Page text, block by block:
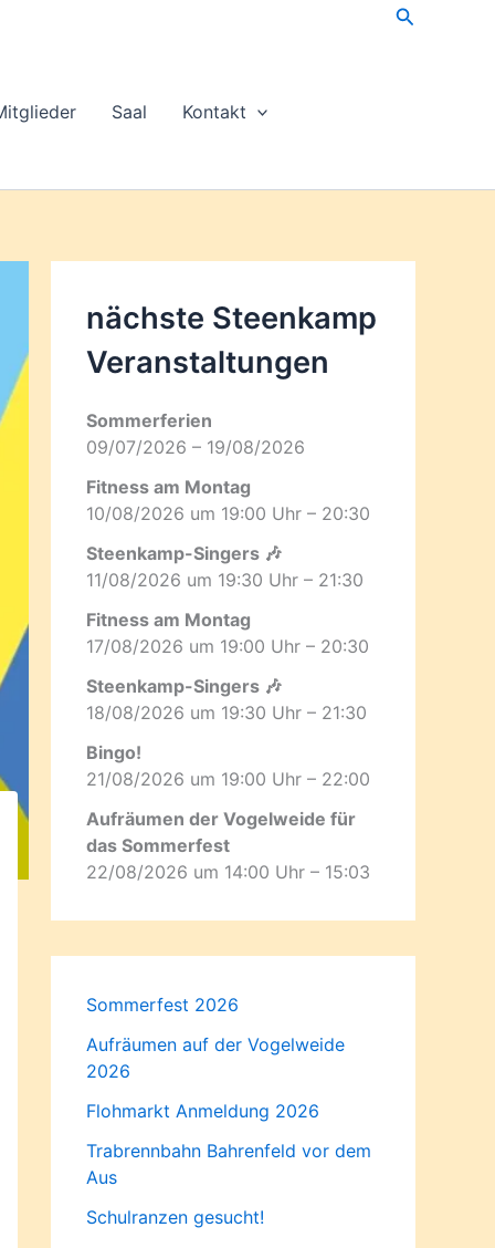
Suchen
Saal Kontakt
nächste Steenkamp
Veran­staltungen
Sommerferien
09/07/2026 – 19/08/2026
Fitness am Montag
10/08/2026 um 19:00 Uhr – 20:30
Steenkamp-Singers 🎶
11/08/2026 um 19:30 Uhr – 21:30
Fitness am Montag
17/08/2026 um 19:00 Uhr – 20:30
Steenkamp-Singers 🎶
18/08/2026 um 19:30 Uhr – 21:30
Bingo!
21/08/2026 um 19:00 Uhr – 22:00
Aufräumen der Vogelweide für
das Sommerfest
22/08/2026 um 14:00 Uhr – 15:03
Sommerfest 2026
Aufräumen auf der Vogelweide
2026
Flohmarkt Anmeldung 2026
Trabrennbahn Bahrenfeld vor dem
Aus
Schulranzen gesucht!